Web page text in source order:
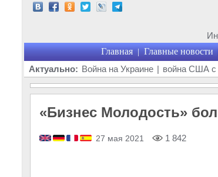
Главная | Главные новости
Актуально: Война на Украине | война США с
«Бизнес Молодость»
27 мая 2021 1 842